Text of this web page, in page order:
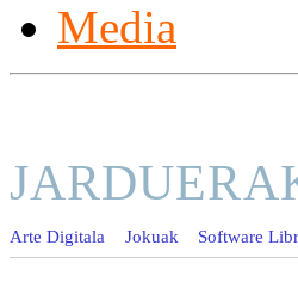
Media
Arte Digitala Jokuak Software